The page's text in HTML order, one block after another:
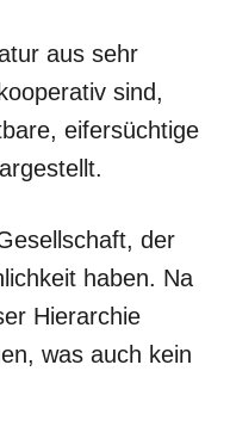
aus sehr
sind,
eifersüchtige
der
haben. Na
Hierarchie
was auch kein